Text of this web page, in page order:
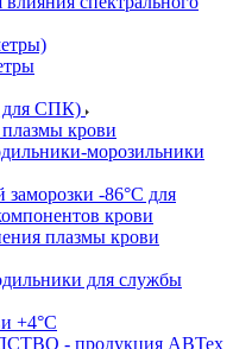
для СПК)
крови
морозильники
-86°С для
крови
плазмы крови
для службы
+4°С
- продукция АВТех